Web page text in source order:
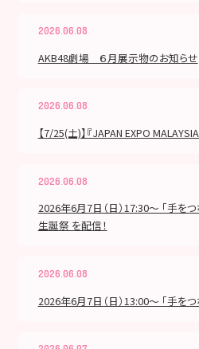
2026.06.08
AKB48劇場 ６月展示物のお知らせ
2026.06.08
【7/25(土)】『JAPAN EXPO
2026.06.08
2026年6月7日（日）17:30～ 「手を
生誕祭 を配信！
2026.06.08
2026年6月7日（日）13:00～ 「手を